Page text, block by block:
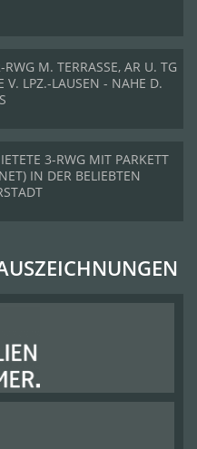
M. TERRASSE, AR U. TG
V. LPZ.-LAUSEN - NAHE D.
3-RWG MIT PARKETT
IN DER BELIEBTEN